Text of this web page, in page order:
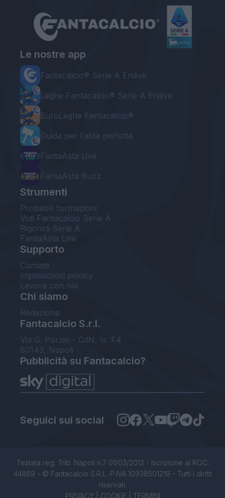
Le nostre app
Fantacalcio® Serie A Enilive
Leghe Fantacalcio® Serie A Enilive
EuroLeghe Fantacalcio®
Guida per l'asta perfetta
FantaAsta Live
FantaAsta Buzz
Strumenti
Probabili formazioni
Voti Fantacalcio Serie A
Rigoristi Serie A
FantaAsta Live
Supporto
Contatti
Impostazioni privacy
Lavora con noi
Chi siamo
Redazione
Fantacalcio S.r.l.
Via G. Porzio - CdN, Is. F4
80143, Napoli
Pubblicità su Fantacalcio?
Seguici sui social
Testata reg. Trib. Napoli n.7 01/03/2012 - Iscrizione al ROC:
44869 - © Fantacalcio S.R.L. P.IVA 10938501219 - Tutti i diritti
riservati.
PRIVACY| COOKIE TERMINI